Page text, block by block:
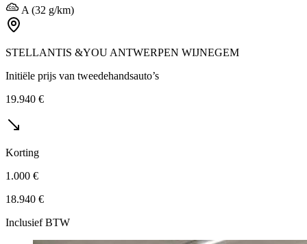
A (32 g/km)
STELLANTIS &YOU ANTWERPEN WIJNEGEM
Initiële prijs van tweedehandsauto’s
19.940 €
Korting
1.000 €
18.940 €
Inclusief BTW